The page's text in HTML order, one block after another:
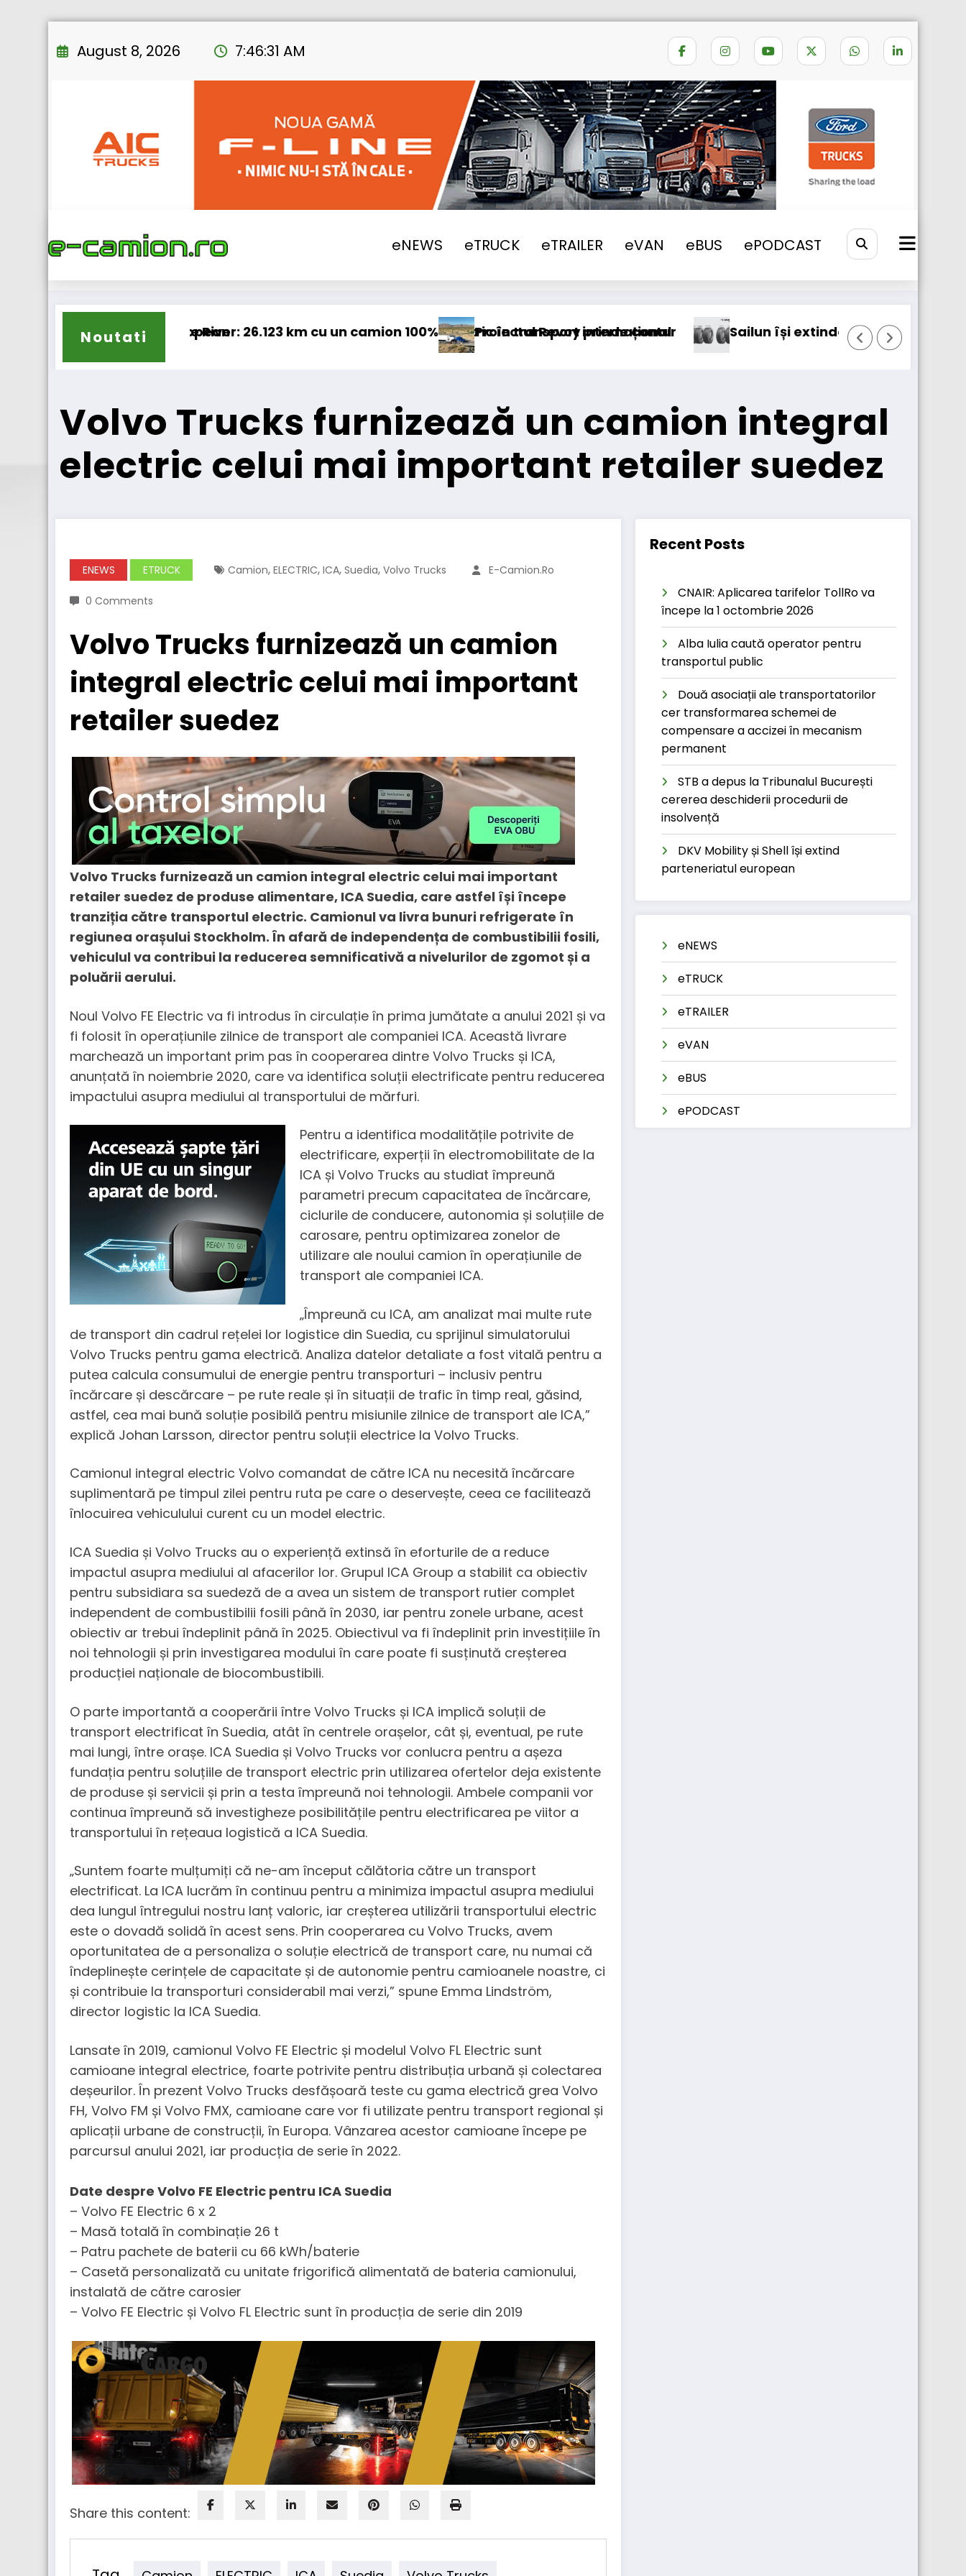
to
August 8, 2026 7:46:32 AM
eNEWS eTRUCK eTRAILER eVAN eBUS ePODCAST
Home Volvo Trucks furnizează un camion integral electric celui mai important retailer suedez
Noutati
26.123 km cu un camion 100% electric în transport internațional
Proiectul Revoy prinde contur Sailun își extinde gama de anvelope pentru camioane
Lars Ljungström a
Volvo Trucks furnizează un camion integral
electric celui mai important retailer suedez
ENEWS ETRUCK Camion, ELECTRIC, ICA, Suedia, Volvo Trucks E-Camion.ro
0 Comments
Volvo Trucks furnizează un camion
integral electric celui mai important
retailer suedez
Volvo Trucks furnizează un camion integral electric celui mai important
retailer suedez de produse alimentare, ICA Suedia, care astfel își începe
tranziția către transportul electric. Camionul va livra bunuri refrigerate în
regiunea orașului Stockholm. În afară de independența de combustibilii fosili,
vehiculul va contribui la reducerea semnificativă a nivelurilor de zgomot și a
poluării aerului.
Noul Volvo FE Electric va fi introdus în circulație în prima jumătate a anului 2021 și va
fi folosit în operațiunile zilnice de transport ale companiei ICA. Această livrare
marchează un important prim pas în cooperarea dintre Volvo Trucks și ICA,
anunțată în noiembrie 2020, care va identifica soluții electrificate pentru reducerea
impactului asupra mediului al transportului de mărfuri.
Pentru a identifica modalitățile potrivite de
electrificare, experții în electromobilitate de la
ICA și Volvo Trucks au studiat împreună
parametri precum capacitatea de încărcare,
ciclurile de conducere, autonomia și soluțiile de
carosare, pentru optimizarea zonelor de
utilizare ale noului camion în operațiunile de
transport ale companiei ICA.
„Împreună cu ICA, am analizat mai multe rute
de transport din cadrul rețelei lor logistice din Suedia, cu sprijinul simulatorului
Volvo Trucks pentru gama electrică. Analiza datelor detaliate a fost vitală pentru a
putea calcula consumului de energie pentru transporturi – inclusiv pentru
încărcare și descărcare – pe rute reale și în situații de trafic în timp real, găsind,
astfel, cea mai bună soluție posibilă pentru misiunile zilnice de transport ale ICA,”
explică Johan Larsson, director pentru soluții electrice la Volvo Trucks.
Camionul integral electric Volvo comandat de către ICA nu necesită încărcare
suplimentară pe timpul zilei pentru ruta pe care o deservește, ceea ce facilitează
înlocuirea vehiculului curent cu un model electric.
ICA Suedia și Volvo Trucks au o experiență extinsă în eforturile de a reduce
impactul asupra mediului al afacerilor lor. Grupul ICA Group a stabilit ca obiectiv
pentru subsidiara sa suedeză de a avea un sistem de transport rutier complet
independent de combustibilii fosili până în 2030, iar pentru zonele urbane, acest
obiectiv ar trebui îndeplinit până în 2025. Obiectivul va fi îndeplinit prin investițiile în
noi tehnologii și prin investigarea modului în care poate fi susținută creșterea
producției naționale de biocombustibili.
O parte importantă a cooperării între Volvo Trucks și ICA implică soluții de
transport electrificat în Suedia, atât în centrele orașelor, cât și, eventual, pe rute
mai lungi, între orașe. ICA Suedia și Volvo Trucks vor conlucra pentru a așeza
fundația pentru soluțiile de transport electric prin utilizarea ofertelor deja existente
de produse și servicii și prin a testa împreună noi tehnologii. Ambele companii vor
continua împreună să investigheze posibilitățile pentru electrificarea pe viitor a
transportului în rețeaua logistică a ICA Suedia.
„Suntem foarte mulțumiți că ne-am început călătoria către un transport
electrificat. La ICA lucrăm în continuu pentru a minimiza impactul asupra mediului
dea lungul întregului nostru lanț valoric, iar creșterea utilizării transportului electric
este o dovadă solidă în acest sens. Prin cooperarea cu Volvo Trucks, avem
oportunitatea de a personaliza o soluție electrică de transport care, nu numai că
îndeplinește cerințele de capacitate și de autonomie pentru camioanele noastre, ci
și contribuie la transporturi considerabil mai verzi,” spune Emma Lindström,
director logistic la ICA Suedia.
Lansate în 2019, camionul Volvo FE Electric și modelul Volvo FL Electric sunt
camioane integral electrice, foarte potrivite pentru distribuția urbană și colectarea
deșeurilor. În prezent Volvo Trucks desfășoară teste cu gama electrică grea Volvo
FH, Volvo FM și Volvo FMX, camioane care vor fi utilizate pentru transport regional și
aplicații urbane de construcții, în Europa. Vânzarea acestor camioane începe pe
parcursul anului 2021, iar producția de serie în 2022.
Date despre Volvo FE Electric pentru ICA Suedia
– Volvo FE Electric 6 x 2
– Masă totală în combinație 26 t
– Patru pachete de baterii cu 66 kWh/baterie
– Casetă personalizată cu unitate frigorifică alimentată de bateria camionului,
instalată de către carosier
– Volvo FE Electric și Volvo FL Electric sunt în producția de serie din 2019
Share this content:
Recent Posts
CNAIR: Aplicarea tarifelor TollRo va
începe la 1 octombrie 2026
Alba Iulia caută operator pentru
transportul public
Două asociații ale transportatorilor
cer transformarea schemei de
compensare a accizei în mecanism
permanent
STB a depus la Tribunalul București
cererea deschiderii procedurii de
insolvență
DKV Mobility și Shell își extind
parteneriatul european
eNEWS
eTRUCK
eTRAILER
eVAN
eBUS
ePODCAST